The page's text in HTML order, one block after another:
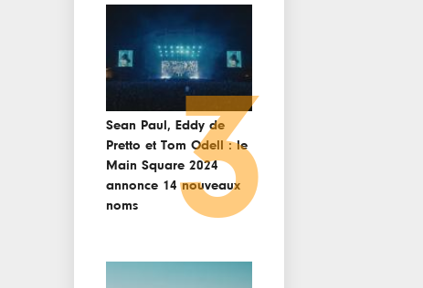
Sean Paul, Eddy de
Pretto et Tom Odell : le
Main Square 2024
annonce 14 nouveaux
noms
3